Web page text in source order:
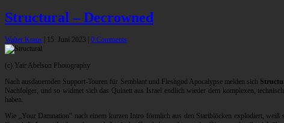
Structural – Decrowned
Walter Kraus 15. Juni 2023 0 Comments
(c) Yair Abelson Photography
Nach ausdauernden Support-Touren für Semblant und Fleshgod Apocalypse melden sich
Nachfolger, und so widmet sich das Quinett aus Israel endlich wieder dem komplexen,
haben.
Wie „Your Damnation“ nach einem kurzen Intro förmlich aus den Startblöcken explodiert,